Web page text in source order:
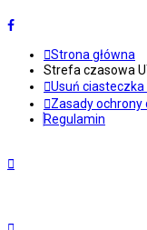
Strona główna
Strefa czasowa
Usuń
Zasady ochrony
Regulamin